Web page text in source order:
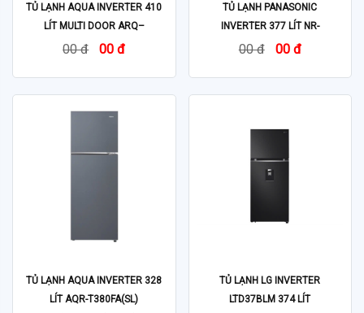
TỦ LẠNH AQUA INVERTER 410
LÍT MULTI DOOR ARQ–
M466XA(CBC)
00 đ 00 đ
TỦ LẠNH PANASONIC
INVERTER 377 LÍT NR-
BX421GPKV
00 đ 00 đ
TỦ LẠNH AQUA INVERTER 328
LÍT AQR-T380FA(SL)
TỦ LẠNH LG INVERTER
LTD37BLM 374 LÍT